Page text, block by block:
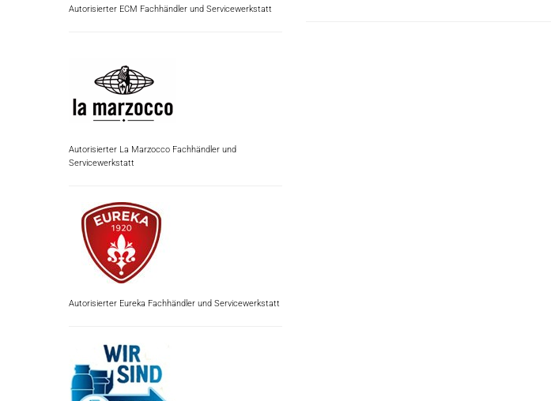
Autorisierter ECM Fachhändler und Servicewerkstatt
Autorisierter La Marzocco Fachhändler und
Servicewerkstatt
Autorisierter Eureka Fachhändler und Servicewerkstatt